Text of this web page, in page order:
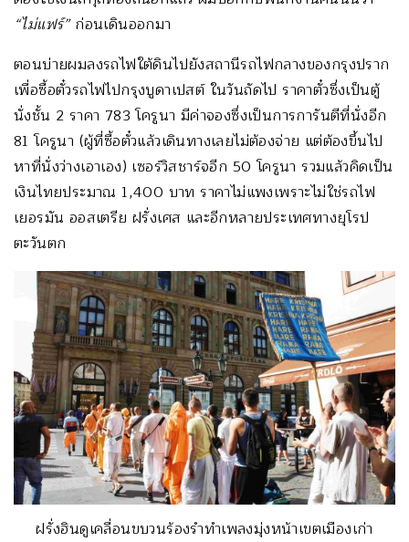
“ไม่แฟร์”ก่อนเดินออกมา
ตอนบ่ายผมลงรถไฟใต้ดินไปยังสถานีรถไฟกลางของกรุงปราก
เพื่อซื้อตั๋วรถไฟไปกรุงบูดาเปสต์ในวันถัดไป ราคาตั๋วซึ่งเป็นตู้
นั่งชั้น 2 ราคา 783 โครูนา มีค่าจองซึ่งเป็นการการันตีที่นั่งอีก
81 โครูนา (ผู้ที่ซื้อตั๋วแล้วเดินทางเลยไม่ต้องจ่าย แต่ต้องขึ้นไป
หาที่นั่งว่างเอาเอง) เซอร์วิสชาร์จอีก 50 โครูนา รวมแล้วคิดเป็น
เงินไทยประมาณ 1,400 บาท ราคาไม่แพงเพราะไม่ใช่รถไฟ
เยอรมัน ออสเตรีย ฝรั่งเศส และอีกหลายประเทศทางยุโรป
ตะวันตก
ฝรั่งฮินดูเคลื่อนขบวนร้องรำทำเพลงมุ่งหน้าเขตเมืองเก่า